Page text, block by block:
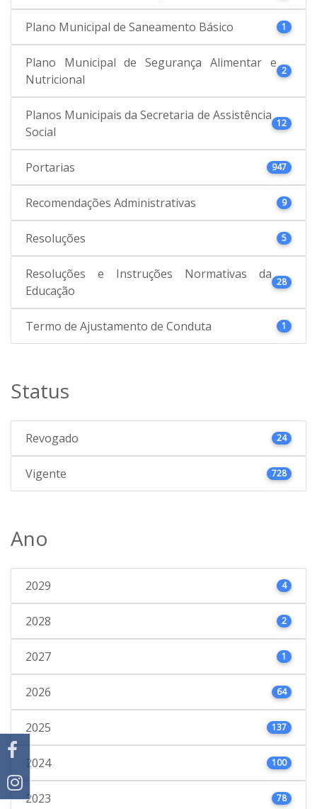
Plano Municipal de Saneamento Básico 1
Plano Municipal de Segurança Alimentar e
Nutricional
2
Planos Municipais da Secretaria de Assistência
Social
12
Portarias 947
Recomendações Administrativas 9
Resoluções 5
Resoluções e Instruções Normativas da
Educação
28
Termo de Ajustamento de Conduta 1
Status
Revogado 24
Vigente 728
Ano
2029 4
2028 2
2027 1
2026 64
2025 137
2024 100
2023 78